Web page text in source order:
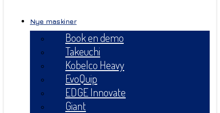
Nye maskiner
Book en demo
Takeuchi
Kobelco Heavy
EvoQuip
EDGE Innovate
Giant